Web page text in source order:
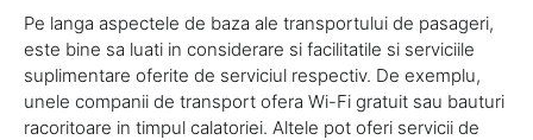
Pe langa aspectele de baza ale transportului de pasageri,
este bine sa luati in considerare si facilitatile si serviciile
suplimentare oferite de serviciul respectiv. De exemplu,
unele companii de transport ofera Wi-Fi gratuit sau bauturi
racoritoare in timpul calatoriei. Altele pot oferi servicii de